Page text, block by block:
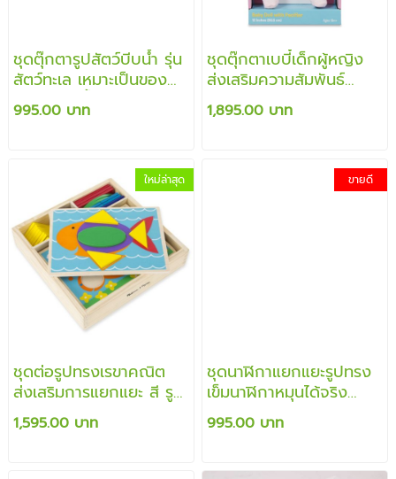
ชุดตุ๊กตารูปสัตว์บีบน้ำ รุ่น
สัตว์ทะเล เหมาะเป็นของ
เล่นให้ห้องน้ำ เล่นในสระ
หรือเล่นในทะเล
995.00 บาท
ชุดตุ๊กตาเบบี๋เด็กผู้หญิง
ส่งเสริมความสัมพันธ์
สร้างความอ่อนโยน
1,895.00 บาท
ใหม่ล่าสุด
ชุดต่อรูปทรงเรขาคณิต
ส่งเสริมการแยกแยะ สี รูป
ร่าง
1,595.00 บาท
ขายดี
ชุดนาฬิกาแยกแยะรูปทรง
เข็มนาฬิกาหมุนได้จริง
สอนการเรียนรู้บอกเวลา
เรียนรู้ตัวเลข
995.00 บาท